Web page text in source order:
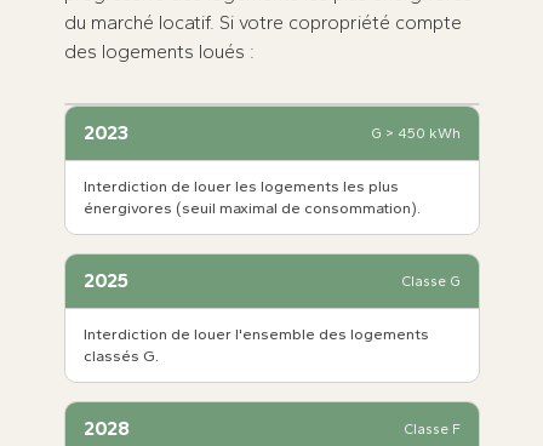
du marché locatif. Si votre copropriété compte
des logements loués :
2023 G > 450 kWh
Interdiction de louer les logements les plus
énergivores (seuil maximal de consommation).
2025 Classe G
Interdiction de louer l'ensemble des logements
classés G.
2028 Classe F